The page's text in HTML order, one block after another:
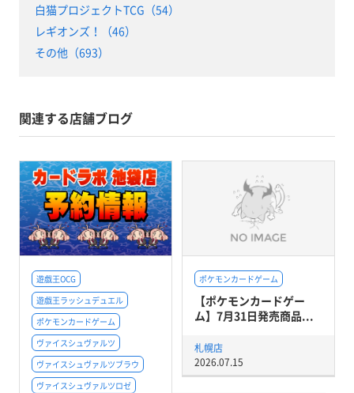
白猫プロジェクトTCG（54）
レギオンズ！（46）
その他（693）
関連する店舗ブログ
遊戯王OCG
遊戯王ラッシュデュエル
ポケモンカードゲーム
ヴァイスシュヴァルツ
ヴァイスシュヴァルツブラウ
ヴァイスシュヴァルツロゼ
ポケモンカードゲーム
【ポケモンカードゲー
ム】7月31日発売商品...
札幌店
2026.07.15